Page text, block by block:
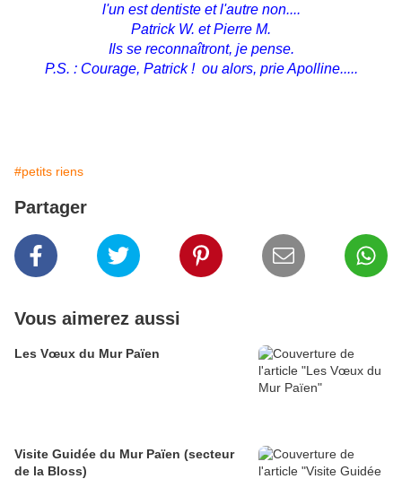
l'un est dentiste et l'autre non....
Patrick W. et Pierre M.
Ils se reconnaîtront, je pense.
P.S. : Courage, Patrick ! ou alors, prie Apolline.....
#petits riens
Partager
Vous aimerez aussi
Les Vœux du Mur Païen
Visite Guidée du Mur Païen (secteur
de la Bloss)